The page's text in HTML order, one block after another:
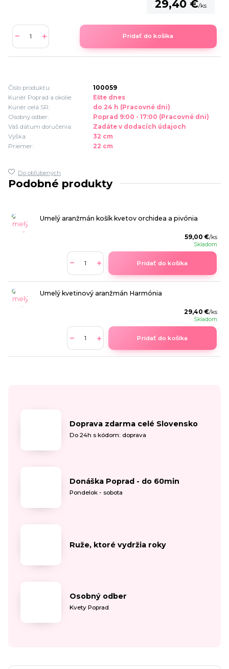
29,40 €/ks
Pridať do košíka
Číslo produktu:
100059
Kuriér Poprad a okolie:
Ešte dnes
Kuriér celá SR:
do 24 h (Pracovné dni)
Osobný odber:
Poprad 9:00 - 17:00 (Pracovné dni)
Váš dátum doručenia:
Zadáte v dodacích údajoch
Výška:
32 cm
Priemer:
22 cm
Do obľúbených
Podobné produkty
Umelý aranžmán košík kvetov orchidea a pivónia
59,00 €/ks
Skladom
Pridať do košíka
Umelý kvetinový aranžmán Harmónia
29,40 €/ks
Skladom
Pridať do košíka
Doprava zdarma celé Slovensko
Do 24h s kódom: doprava
Donáška Poprad - do 60min
Pondelok - sobota
Ruže, ktoré vydržia roky
Osobný odber
Kvety Poprad